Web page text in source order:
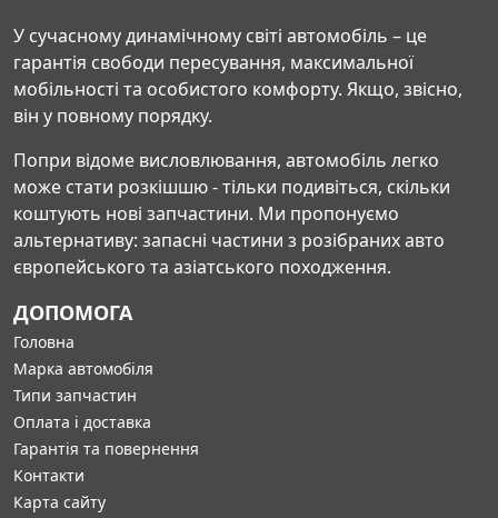
У сучасному динамічному світі автомобіль – це
гарантія свободи пересування, максимальної
мобільності та особистого комфорту. Якщо, звісно,
він у повному порядку.
Попри відоме висловлювання, автомобіль легко
може стати розкішшю - тільки подивіться, скільки
коштують нові запчастини. Ми пропонуємо
альтернативу: запасні частини з розібраних авто
європейського та азіатського походження.
ДОПОМОГА
Головна
Марка автомобіля
Типи запчастин
Оплата і доставка
Гарантія та повернення
Контакти
Карта сайту